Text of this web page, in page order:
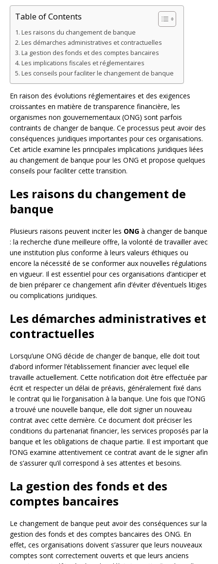
Table of Contents
Les raisons du changement de banque
Les démarches administratives et contractuelles
La gestion des fonds et des comptes bancaires
Les implications fiscales et réglementaires
Les conseils pour faciliter le changement de banque
En raison des évolutions réglementaires et des exigences
croissantes en matière de transparence financière, les
organismes non gouvernementaux (ONG) sont parfois
contraints de changer de banque. Ce processus peut avoir des
conséquences juridiques importantes pour ces organisations.
Cet article examine les principales implications juridiques liées
au changement de banque pour les ONG et propose quelques
conseils pour faciliter cette transition.
Les raisons du changement de
banque
Plusieurs raisons peuvent inciter les ONG à changer de banque
: la recherche d’une meilleure offre, la volonté de travailler avec
une institution plus conforme à leurs valeurs éthiques ou
encore la nécessité de se conformer aux nouvelles régulations
en vigueur. Il est essentiel pour ces organisations d’anticiper et
de bien préparer ce changement afin d’éviter d’éventuels litiges
ou complications juridiques.
Les démarches administratives et
contractuelles
Lorsqu’une ONG décide de changer de banque, elle doit tout
d’abord informer l’établissement financier avec lequel elle
travaille actuellement. Cette notification doit être effectuée par
écrit et respecter un délai de préavis, généralement fixé dans
le contrat qui lie l’organisation à la banque. Une fois que l’ONG
a trouvé une nouvelle banque, elle doit signer un nouveau
contrat avec cette dernière. Ce document doit préciser les
conditions du partenariat financier, les services proposés par la
banque et les obligations de chaque partie. Il est important que
l’ONG examine attentivement ce contrat avant de le signer afin
de s’assurer qu’il correspond à ses attentes et besoins.
La gestion des fonds et des
comptes bancaires
Le changement de banque peut avoir des conséquences sur la
gestion des fonds et des comptes bancaires des ONG. En
effet, ces organisations doivent s’assurer que leurs nouveaux
comptes sont correctement ouverts et que leurs anciens